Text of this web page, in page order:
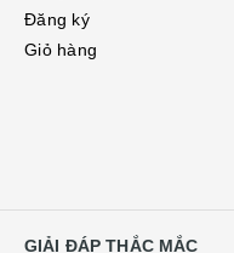
Đăng ký
Giỏ hàng
GIẢI ĐÁP THẮC MẮC